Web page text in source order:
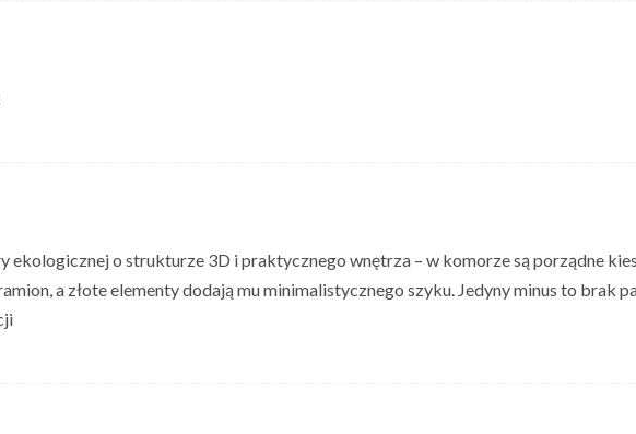
ekologicznej o strukturze 3D i praktycznego wnętrza – w komorze są porządne
a złote elementy dodają mu minimalistycznego szyku. Jedyny minus to brak